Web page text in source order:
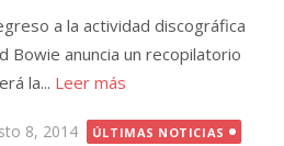
a la actividad discográfica
Bowie anuncia un recopilatorio
la... Leer más
8, 2014 ÚLTIMAS NOTICIAS